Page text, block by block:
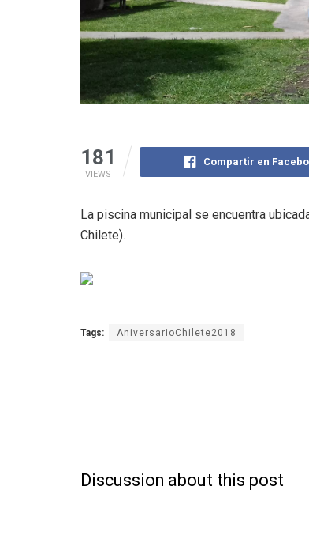
181
VIEWS
Compartir en
La piscina municipal se encuentra
Chilete).
Tags: AniversarioChilete2018
Discussion about this post